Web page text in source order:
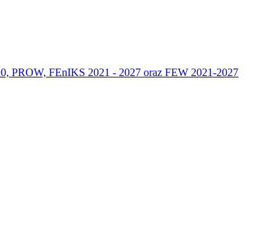
PROW, FEnIKS 2021 - 2027 oraz FEW 2021-2027